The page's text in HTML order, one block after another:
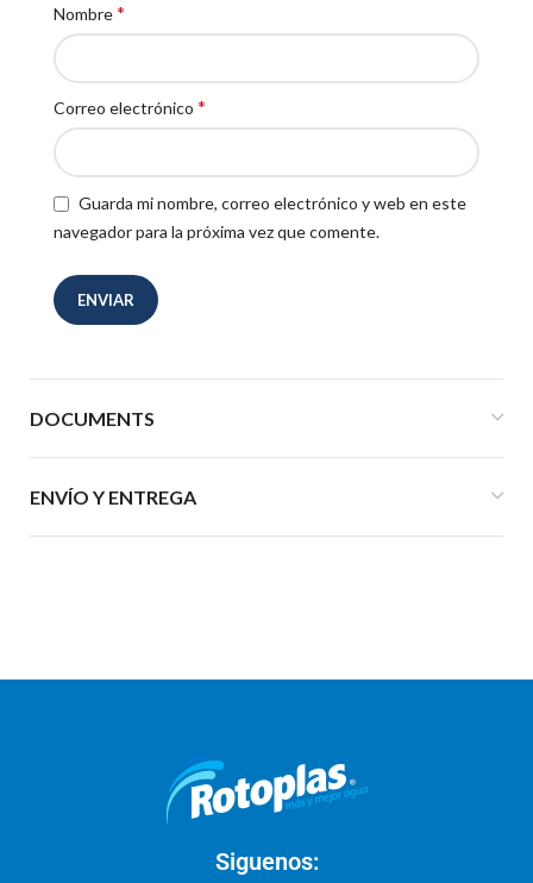
Nombre*
Correo electrónico *
Guarda mi nombre, correo electrónico y web en este
navegador para la próxima vez que comente.
DOCUMENTS
ENVÍO Y ENTREGA
Siguenos: